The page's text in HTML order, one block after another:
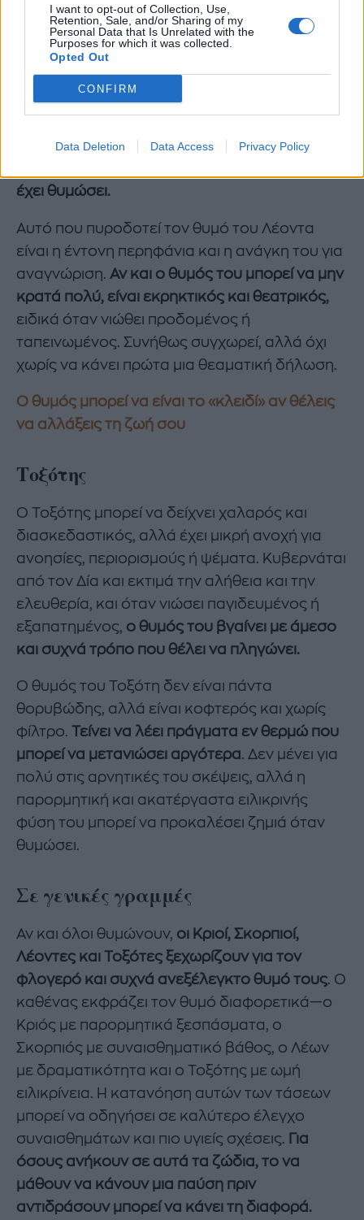
I want to opt-out of Collection, Use,
Retention, Sale, and/or Sharing of my
Personal Data that Is Unrelated with the
Purposes for which it was collected.
Opted Out
CONFIRM
Data Deletion Data Access Privacy Policy
ζώδιο που κυβερνάται από τον Ήλιο, και ο
θυμός του σχετίζεται συχνά με τον εγωισμό
και την ανάγκη για σεβασμό. Όταν ο Λέων
νιώσει ότι τον αγνοούν, τον προσβάλλουν ή
δεν τον εκτιμούν, ο θυμός του μπορεί να
δραματική, έντονη και δύσκολα περνά
έχει θυμώσει.
Αυτό που πυροδοτεί τον θυμό του Λέοντα
είναι η έντονη περηφάνια και η ανάγκη του για
αναγνώριση. Αν και ο θυμός του μπορεί να μην
κρατά πολύ, είναι εκρηκτικός και θεατρικός,
ειδικά όταν νιώθει προδομένος ή
ταπεινωμένος. Συνήθως συγχωρεί, αλλά όχι
χωρίς να κάνει πρώτα μια θεαματική δήλωση.
Ο θυμός μπορεί να είναι το «κλειδί» αν θέλεις
να αλλάξεις τη ζωή σου
Τοξότης
Ο Τοξότης μπορεί να δείχνει χαλαρός και
διασκεδαστικός, αλλά έχει μικρή ανοχή για
ανοησίες, περιορισμούς ή ψέματα. Κυβερνάται
από τον Δία και εκτιμά την αλήθεια και την
ελευθερία, και όταν νιώσει παγιδευμένος ή
εξαπατημένος, ο θυμός του βγαίνει με άμεσο
και συχνά τρόπο που θέλει να πληγώνει.
Ο θυμός του Τοξότη δεν είναι πάντα
θορυβώδης, αλλά είναι κοφτερός και χωρίς
φίλτρο. Τείνει να λέει πράγματα εν θερμώ που
μπορεί να μετανιώσει αργότερα. Δεν μένει για
πολύ στις αρνητικές του σκέψεις, αλλά η
παρορμητική και ακατέργαστα ειλικρινής
φύση του μπορεί να προκαλέσει ζημιά όταν
θυμώσει.
Σε γενικές γραμμές
Αν και όλοι θυμώνουν, οι Κριοί, Σκορπιοί,
Λέοντες και Τοξότες ξεχωρίζουν για τον
φλογερό και συχνά ανεξέλεγκτο θυμό τους. Ο
καθένας εκφράζει τον θυμό διαφορετικά—ο
Κριός με παρορμητικά ξεσπάσματα, ο
Σκορπιός με συναισθηματικό βάθος, ο Λέων
με δραματικότητα και ο Τοξότης με ωμή
ειλικρίνεια. Η κατανόηση αυτών των τάσεων
μπορεί να οδηγήσει σε καλύτερο έλεγχο
συναισθημάτων και πιο υγιείς σχέσεις. Για
όσους ανήκουν σε αυτά τα ζώδια, το να
μάθουν να κάνουν μια παύση πριν
αντιδράσουν μπορεί να κάνει τη διαφορά.